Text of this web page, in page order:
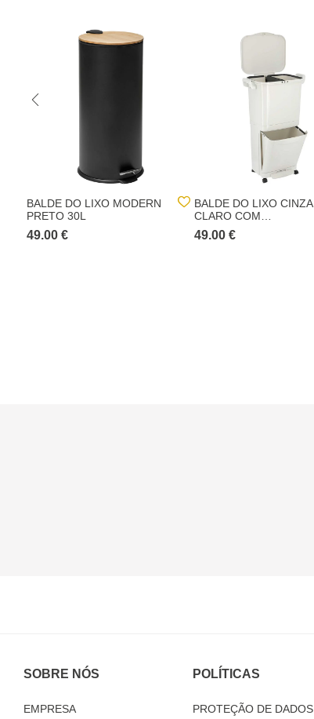
BALDE DO LIXO MODERN
PRETO 30L
49.00 €
BALDE DO LIXO CINZA
CLARO COM
COMPARTIMENTOS
30+15L
49.00 €
SOBRE NÓS
EMPRESA
POLÍTICAS
PROTEÇÃO DE DADOS